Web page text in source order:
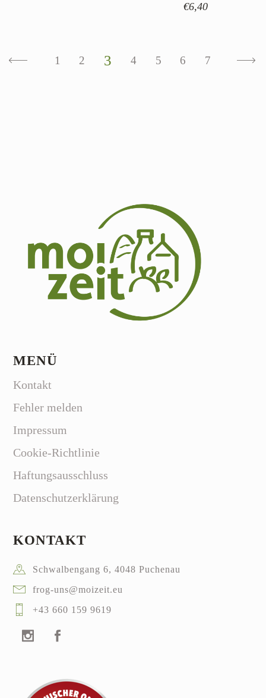
€6,40
1 2 3 4 5 6 7
MENÜ
Kontakt
Fehler melden
Impressum
Cookie-Richtlinie
Haftungsausschluss
Datenschutzerklärung
KONTAKT
Schwalbengang 6, 4048 Puchenau
frog-uns@moizeit.eu
+43 660 159 9619